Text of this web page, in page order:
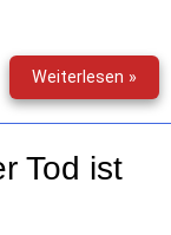
Weiterlesen »
(39)
Tod ist